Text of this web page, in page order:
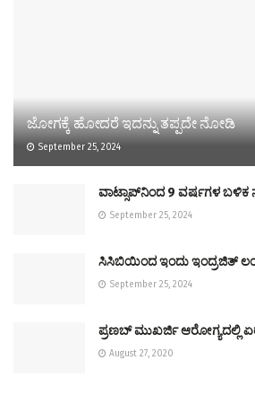
ಜೋಗಕ್ಕೆ ಹೋದರೆ ಇದನ್ನು ತಪ್ಪದೇ ನೋಡಿ
September 25, 2024
ವಾಟ್ಸಾಪ್‌ನಿಂದ 9 ವರ್ಷಗಳ
September 25, 2024
ಸಿಸಿಬಿಯಿಂದ ಇಂದು ಇಂದ್ರಜಿತ್‌
September 25, 2024
ಪ್ರಣಬ್ ಮುಖರ್ಜಿ ಆರೋಗ್ಯದಲ್ಲಿ
August 27, 2020